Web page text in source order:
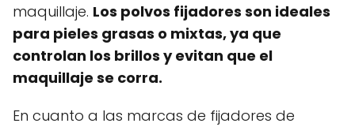
maquillaje. Los polvos fijadores son ideales
para pieles grasas o mixtas, ya que
controlan los brillos y evitan que el
maquillaje se corra.
En cuanto a las marcas de fijadores de